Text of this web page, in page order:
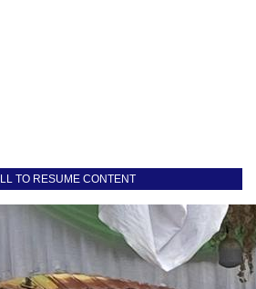
TO RESUME CONTENT